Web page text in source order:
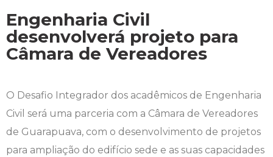
Engenharia Civil
desenvolverá projeto para
Câmara de Vereadores
O Desafio Integrador dos acadêmicos de Engenharia
Civil será uma parceria com a Câmara de Vereadores
de Guarapuava, com o desenvolvimento de projetos
para ampliação do edifício sede e as suas capacidades
Infraestrutura
Editais
Biomedicina
Ciências Contábeis
Enfermagem
Engenharia Agronômica
Atividades Complementares e Sociais
Biblioteca
Calendário de Provas
Carteirinha de Estudante
CPA
COLAP
Comitê de Ética em Pesquisa
Diploma Digital